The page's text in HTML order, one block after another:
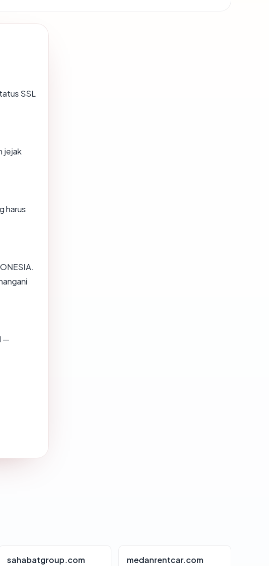
SSL
jejak
harus
—
sahabatgroup.com medanrentcar.com